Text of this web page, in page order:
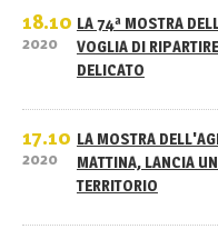
18.10
2020
LA 74ª MOSTRA
VOGLIA DI
DELICATO
17.10
2020
LA MOSTRA
MATTINA, LANCIA
TERRITORIO